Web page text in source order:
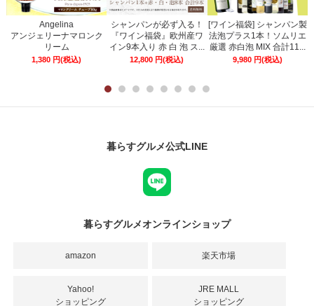
Angelina
アンジェリーナマロンク
リーム
1,380 円(税込)
シャンパンが必ず入る！
『ワイン福袋』欧州産ワ
イン9本入り 赤 白 泡 ス...
12,800 円(税込)
[ワイン福袋] シャンパン製
法泡プラス1本！ソムリエ
厳選 赤白泡 MIX 合計11...
9,980円(税込)
暮らすグルメ公式LINE
暮らすグルメオンラインショップ
amazon 楽天市場
Yahoo!
ショッピング
JRE MALL
ショッピング